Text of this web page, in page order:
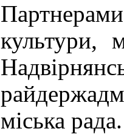
культури,
міська рада.